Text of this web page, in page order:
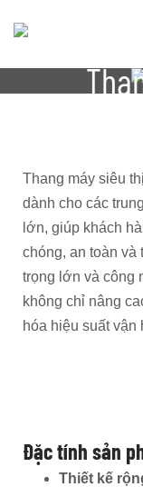
Thang máy siêu
dành cho các
lớn, giúp khách
chóng, an toàn và
trọng lớn và công
không chỉ nâng
hóa hiệu suất vận
Đặc tính sản
Thiết kế